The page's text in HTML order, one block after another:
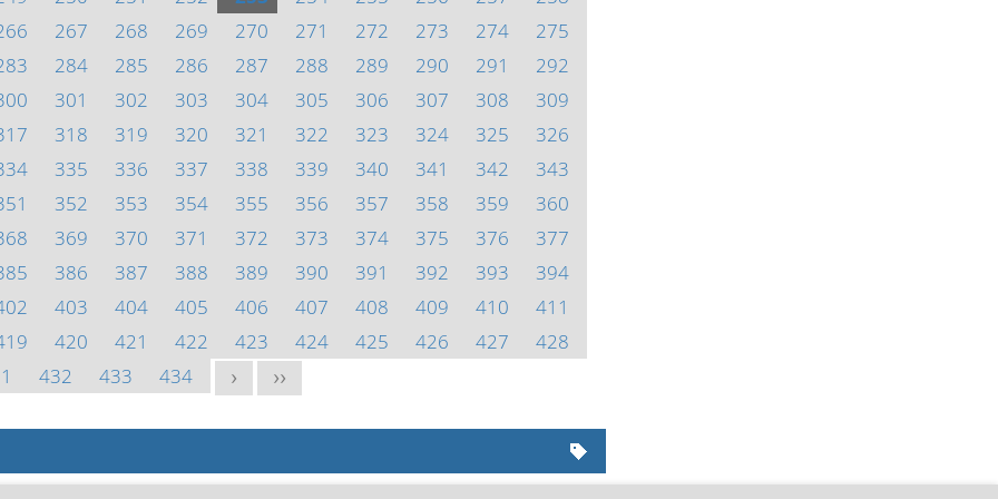
267 268 269 270 271 272 273 274
275
284 285 286 287 288 289 290 291
292
301 302 303 304 305 306 307 308
309
318 319 320 321 322 323 324 325
326
335 336 337 338 339 340 341 342
343
352 353 354 355 356 357 358 359
360
369 370 371 372 373 374 375 376
377
386 387 388 389 390 391 392 393
394
403 404 405 406 407 408 409 410
411
420 421 422 423 424 425 426 427
428
432 433 434 > >>